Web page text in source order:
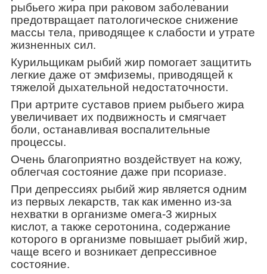
рыбьего жира при раковом заболевании
предотвращает патологическое снижение
массы тела, приводящее к слабости и утрате
жизненных сил.
Курильщикам рыбий жир помогает защитить
легкие даже от эмфиземы, приводящей к
тяжелой дыхательной недостаточности.
При артрите суставов прием рыбьего жира
увеличивает их подвижность и смягчает
боли, останавливая воспалительные
процессы.
Очень благоприятно воздействует на кожу,
облегчая состояние даже при псориазе.
При депрессиях рыбий жир является одним
из первых лекарств, так как именно из-за
нехватки в организме омега-3 жирных
кислот, а также серотонина, содержание
которого в организме повышает рыбий жир,
чаще всего и возникает депрессивное
состояние.